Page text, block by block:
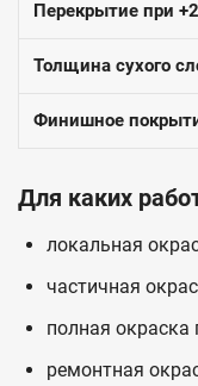
Перекрытие при
Толщина сухого
Финишное
Для каких
локальная
частичная
полная окраска
ремонтная